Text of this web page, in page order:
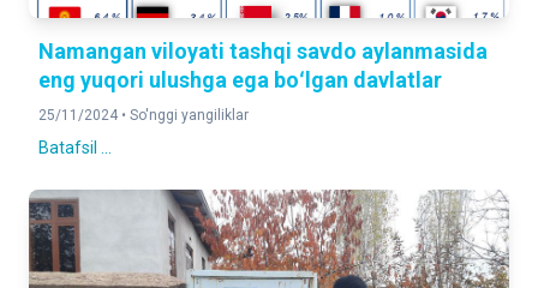
Namangan viloyati tashqi savdo aylanmasida
eng yuqori ulushga ega boʻlgan davlatlar
25/11/2024 • So'nggi yangiliklar
Batafsil ...